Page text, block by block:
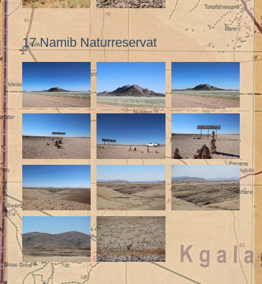
17 Namib Naturreservat